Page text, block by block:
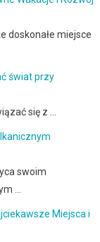
doskonałe miejsce
świat przy
się z …
swoim
…
Miejsca i